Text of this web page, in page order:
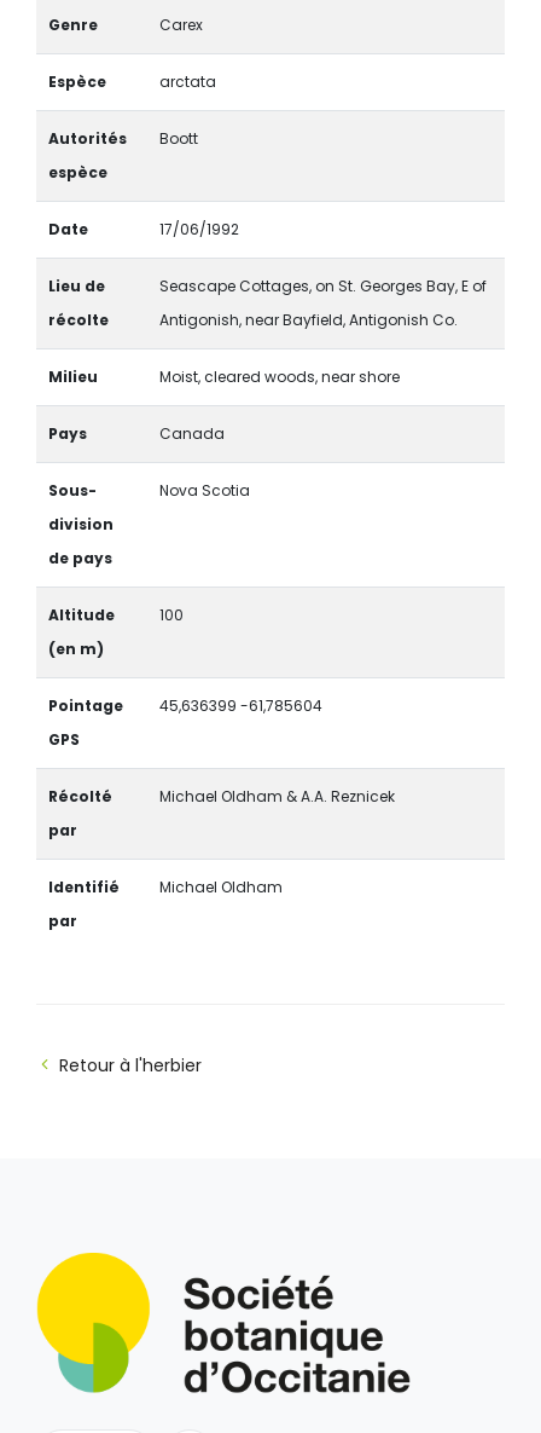
Genre Carex
Espèce arctata
Autorités
espèce
Boott
Date 17/06/1992
Lieu de
récolte
Seascape Cottages, on St. Georges Bay, E of
Antigonish, near Bayfield, Antigonish Co.
Milieu Moist, cleared woods, near shore
Pays Canada
Sous-
division
de pays
Nova Scotia
Altitude
(en m)
100
Pointage
GPS
45,636399 -61,785604
Récolté
par
Michael Oldham & A.A. Reznicek
Identifié
par
Michael Oldham
Retour à l'herbier